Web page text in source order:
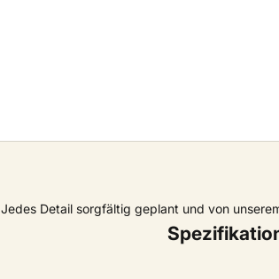
Jedes Detail sorgfältig geplant und von